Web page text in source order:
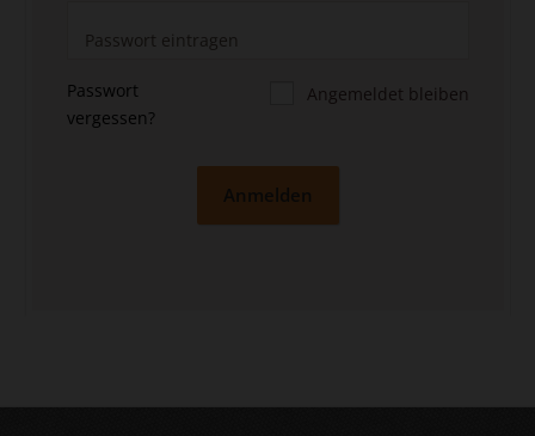
Passwort
vergessen?
Angemeldet bleiben
Anmelden